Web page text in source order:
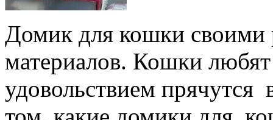
Домик для кошки
материалов. Кошки
удовольствием